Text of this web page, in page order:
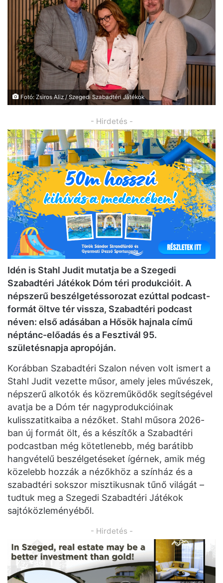
Fotó: Zsiros Aliz / Szegedi Szabadtéri Játékok
- Hirdetés -
Idén is Stahl Judit mutatja be a Szegedi
Szabadtéri Játékok Dóm téri produkcióit. A
népszerű beszélgetéssorozat ezúttal podcast-
formát öltve tér vissza, Szabadtéri podcast
néven: első adásában a Hősök hajnala című
néptánc-előadás és a Fesztivál 95.
születésnapja apropóján.
Korábban Szabadtéri Szalon néven volt ismert a
Stahl Judit vezette műsor, amely jeles művészek,
népszerű alkotók és közreműködők segítségével
avatja be a Dóm tér nagyprodukcióinak
kulisszatitkaiba a nézőket. Stahl műsora 2026-
ban új formát ölt, és a készítők a Szabadtéri
podcastban még kötetlenebb, még barátibb
hangvételű beszélgetéseket ígérnek, amik még
közelebb hozzák a nézőkhöz a színház és a
szabadtéri sokszor misztikusnak tűnő világát –
tudtuk meg a Szegedi Szabadtéri Játékok
sajtóközleményéből.
- Hirdetés -